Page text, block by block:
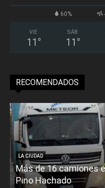
60%
VIE
11 °
SÁB
11 °
RECOMENDADOS
LA CIUDAD
Más de 16 camiones
Pino Hachado